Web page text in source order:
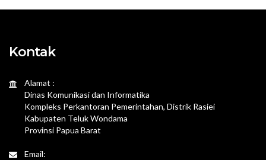
Kontak
Alamat :
Dinas Komunikasi dan Informatika
Kompleks Perkantoran Pemerintahan, Distrik Rasiei
Kabupaten Teluk Wondama
Provinsi Papua Barat
Email: